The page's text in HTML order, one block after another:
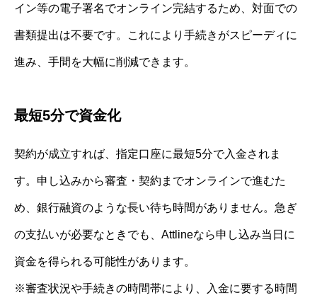
イン等の電子署名でオンライン完結するため、対面での
書類提出は不要です。これにより手続きがスピーディに
進み、手間を大幅に削減できます。
最短5分で資金化
契約が成立すれば、指定口座に最短5分で入金されま
す。申し込みから審査・契約までオンラインで進むた
め、銀行融資のような長い待ち時間がありません。急ぎ
の支払いが必要なときでも、Attlineなら申し込み当日に
資金を得られる可能性があります。
※審査状況や手続きの時間帯により、入金に要する時間